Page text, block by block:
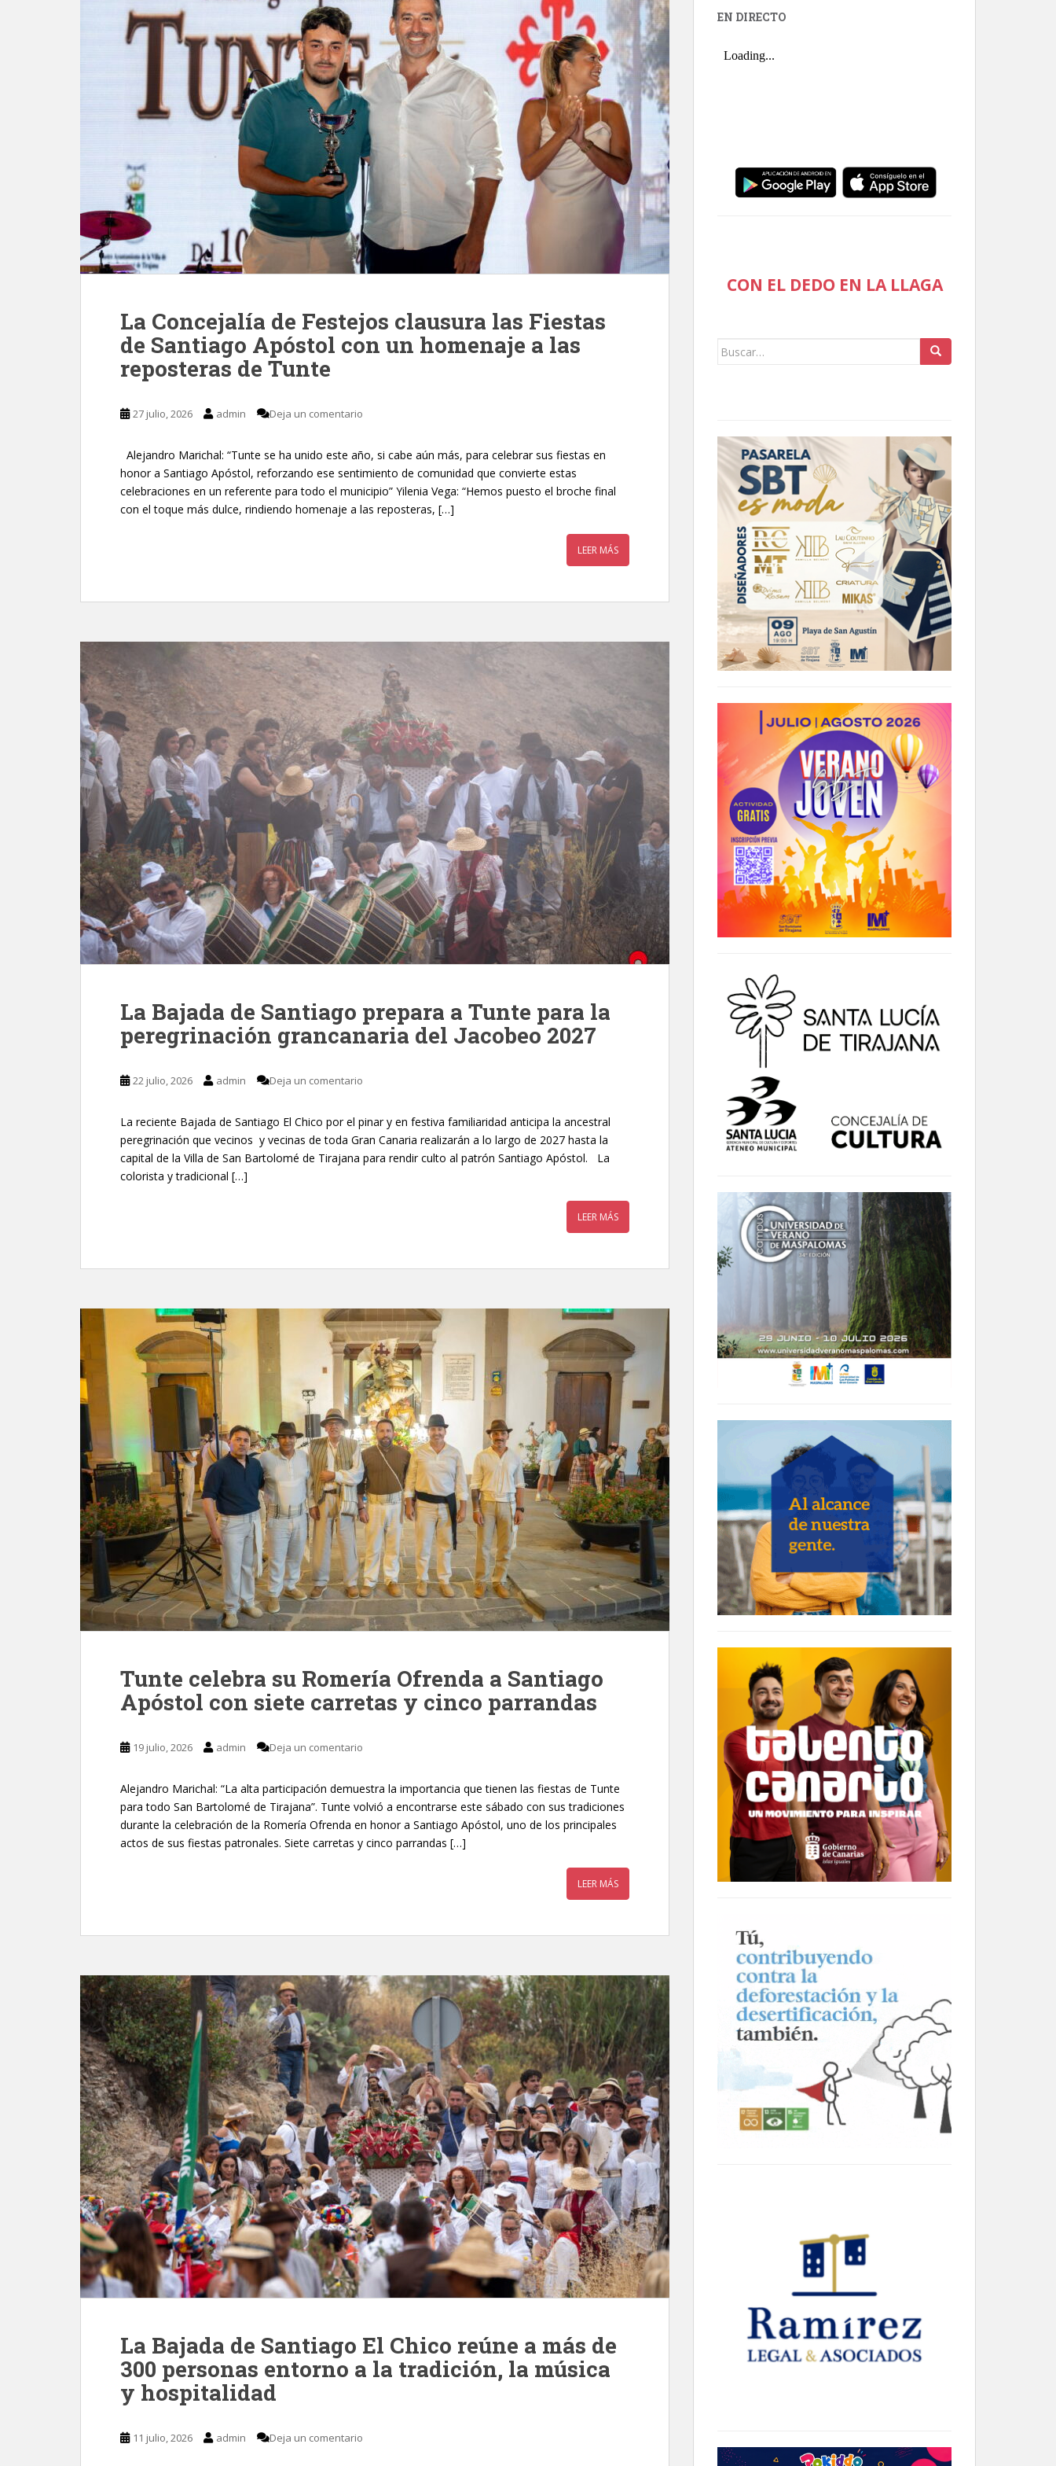
La Concejalía de Festejos clausura las Fiestas
de Santiago Apóstol con un homenaje a las
reposteras de Tunte
27 julio, 2026 admin Deja un comentario
Alejandro Marichal: “Tunte se ha unido este año, si cabe aún más, para celebrar sus fiestas en
honor a Santiago Apóstol, reforzando ese sentimiento de comunidad que convierte estas
celebraciones en un referente para todo el municipio” Yilenia Vega: “Hemos puesto el broche final
con el toque más dulce, rindiendo homenaje a las reposteras, […]
LEER MÁS
La Bajada de Santiago prepara a Tunte para la
peregrinación grancanaria del Jacobeo 2027
22 julio, 2026 admin Deja un comentario
La reciente Bajada de Santiago El Chico por el pinar y en festiva familiaridad anticipa la ancestral
peregrinación que vecinos y vecinas de toda Gran Canaria realizarán a lo largo de 2027 hasta la
capital de la Villa de San Bartolomé de Tirajana para rendir culto al patrón Santiago Apóstol. La
colorista y tradicional […]
LEER MÁS
Tunte celebra su Romería Ofrenda a Santiago
Apóstol con siete carretas y cinco parrandas
19 julio, 2026 admin Deja un comentario
Alejandro Marichal: “La alta participación demuestra la importancia que tienen las fiestas de Tunte
para todo San Bartolomé de Tirajana”. Tunte volvió a encontrarse este sábado con sus tradiciones
durante la celebración de la Romería Ofrenda en honor a Santiago Apóstol, uno de los principales
actos de sus fiestas patronales. Siete carretas y cinco parrandas […]
LEER MÁS
La Bajada de Santiago El Chico reúne a más de
300 personas entorno a la tradición, la música
y hospitalidad
11 julio, 2026 admin Deja un comentario
EN DIRECTO
CON EL DEDO EN LA LLAGA
Buscar: